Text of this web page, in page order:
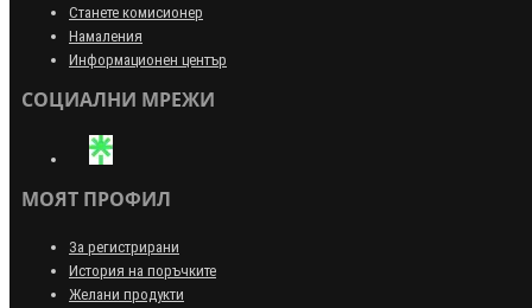
Станете комисионер
Намаления
Информационен център
СОЦИАЛНИ МРЕЖИ
МОЯТ ПРОФИЛ
За регистрирани
История на поръчките
Желани продукти